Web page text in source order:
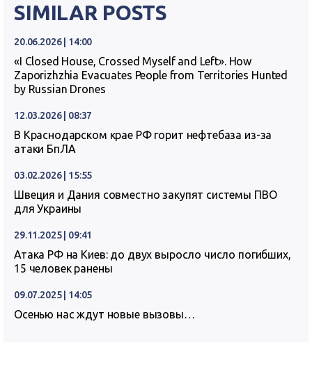
SIMILAR POSTS
20.06.2026 | 14:00
«I Closed House, Crossed Myself and Left». How
Zaporizhzhia Evacuates People from Territories Hunted
by Russian Drones
12.03.2026 | 08:37
В Краснодарском крае РФ горит нефтебаза из-за
атаки БпЛА
03.02.2026 | 15:55
Швеция и Дания совместно закупят системы ПВО
для Украины
29.11.2025 | 09:41
Атака РФ на Киев: до двух выросло число погибших,
15 человек ранены
09.07.2025 | 14:05
Осенью нас ждут новые вызовы…